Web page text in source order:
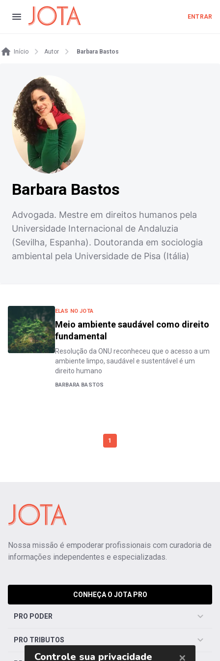
ENTRAR
Início Autor Barbara Bastos
Barbara Bastos
Advogada. Mestre em direitos humanos pela
Universidade Internacional de Andaluzia
(Sevilha, Espanha). Doutoranda em sociologia
ambiental pela Universidade de Pisa (Itália)
ELAS NO JOTA
Meio ambiente saudável como direito
fundamental
Resolução da ONU reconheceu que o acesso a um
ambiente limpo, saudável e sustentável é um
direito humano
BARBARA BASTOS
1
Nossa missão é empoderar profissionais com curadoria de
informações independentes e especializadas.
CONHEÇA O JOTA PRO
PRO PODER
PRO TRIBUTOS